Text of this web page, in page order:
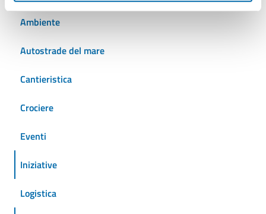
Ambiente
Autostrade del mare
Cantieristica
Crociere
Eventi
Iniziative
Logistica